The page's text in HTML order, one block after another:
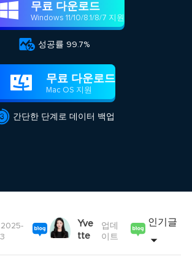
 무료 다운로드
Windows 11/10/8.1/8/7 지원
 성공률 99.7%
 무료 다운로드
Mac OS 지원
간단한 단계로 데이터 백업
Yve
tte
업데
이트
인기글